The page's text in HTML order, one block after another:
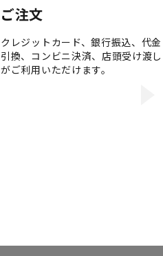
ご注文
クレジットカード、銀行振込、代金
引換、コンビニ決済、店頭受け渡し
がご利用いただけます。